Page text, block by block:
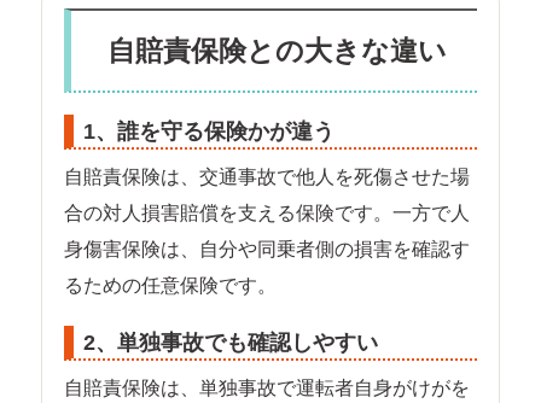
自賠責保険との大きな違い
1、誰を守る保険かが違う
自賠責保険は、交通事故で他人を死傷させた場
合の対人損害賠償を支える保険です。一方で人
身傷害保険は、自分や同乗者側の損害を確認す
るための任意保険です。
2、単独事故でも確認しやすい
自賠責保険は、単独事故で運転者自身がけがを